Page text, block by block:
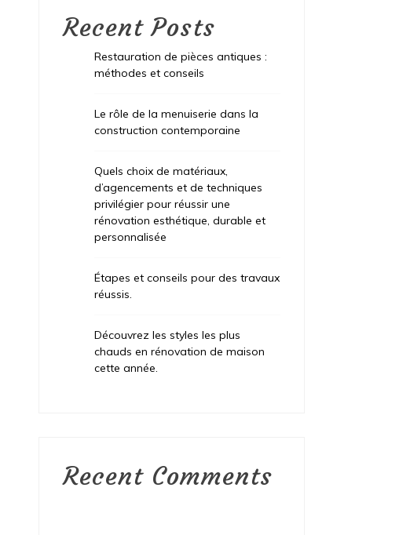
Recent Posts
Restauration de pièces antiques :
méthodes et conseils
Le rôle de la menuiserie dans la
construction contemporaine
Quels choix de matériaux,
d’agencements et de techniques
privilégier pour réussir une
rénovation esthétique, durable et
personnalisée
Étapes et conseils pour des travaux
réussis.
Découvrez les styles les plus
chauds en rénovation de maison
cette année.
Recent Comments